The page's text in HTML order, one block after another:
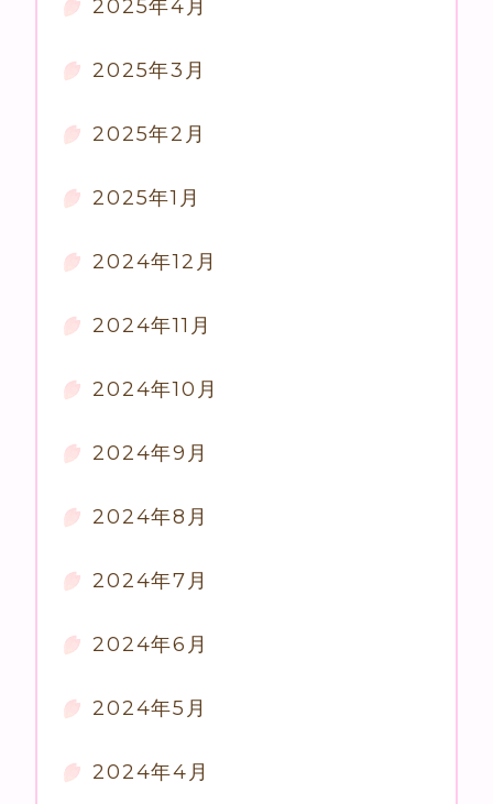
2025年4月
2025年3月
2025年2月
2025年1月
2024年12月
2024年11月
2024年10月
2024年9月
2024年8月
2024年7月
2024年6月
2024年5月
2024年4月